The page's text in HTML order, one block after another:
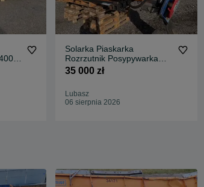
Solarka Piaskarka
Rozrzutnik Posypywarka
Schmidt Nido Stratos Epoke
35 000 zł
Lubasz
06 sierpnia 2026